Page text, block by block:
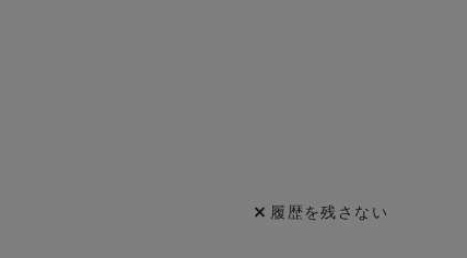
履歴を残さない